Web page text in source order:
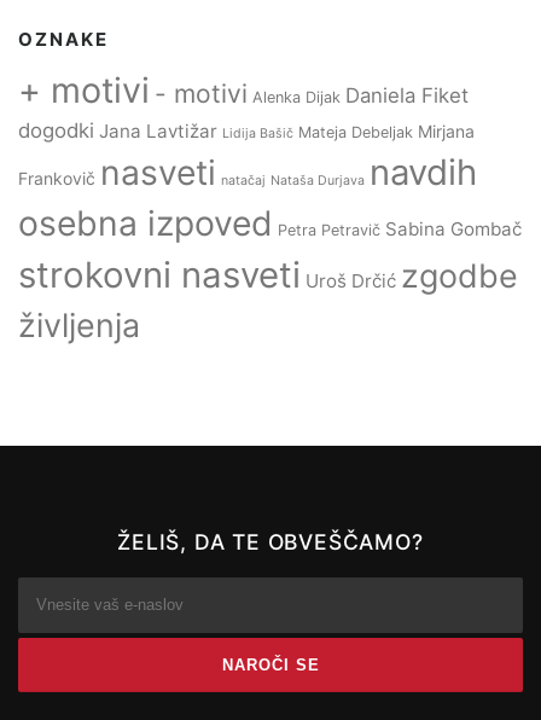
OZNAKE
+ motivi - motivi Alenka Dijak Daniela Fiket
dogodki Jana Lavtižar Lidija Bašič Mateja Debeljak Mirjana
Frankovič nasveti natačaj Nataša Durjava navdih
osebna izpoved Petra Petravič Sabina Gombač
strokovni nasveti Uroš Drčić zgodbe
življenja
ŽELIŠ, DA TE OBVEŠČAMO?